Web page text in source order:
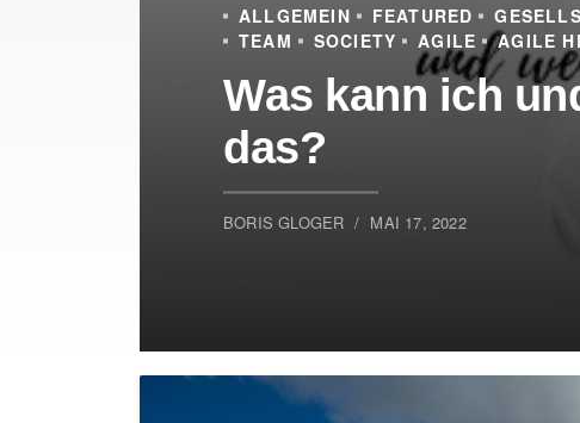
ALLGEMEIN FEATURED
TEAM
SOCIETY AGILE AGILE
Was kann ich
das?
BORIS GLOGER MAI 17, 2022